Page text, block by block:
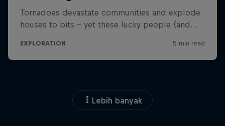
Lebih banyak